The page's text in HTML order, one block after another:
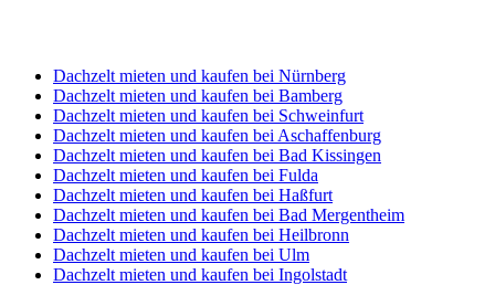
Dachzelt mieten und kaufen bei Nürnberg
Dachzelt mieten und kaufen bei Bamberg
Dachzelt mieten und kaufen bei Schweinfurt
Dachzelt mieten und kaufen bei Aschaffenburg
Dachzelt mieten und kaufen bei Bad Kissingen
Dachzelt mieten und kaufen bei Fulda
Dachzelt mieten und kaufen bei Haßfurt
Dachzelt mieten und kaufen bei Bad Mergentheim
Dachzelt mieten und kaufen bei Heilbronn
Dachzelt mieten und kaufen bei Ulm
Dachzelt mieten und kaufen bei Ingolstadt